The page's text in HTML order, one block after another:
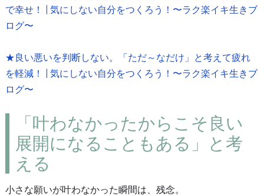
で幸せ！ | 気にしない自分をつくろう！〜ラク楽イキ生きブ
ログ〜
★良い悪いを判断しない。「ただ～なだけ」と考えて疲れ
を軽減！ | 気にしない自分をつくろう！〜ラク楽イキ生きブ
ログ〜
「叶わなかったからこそ良い
展開になることもある」と考
える
小さな願いが叶わなかった瞬間は、残念。